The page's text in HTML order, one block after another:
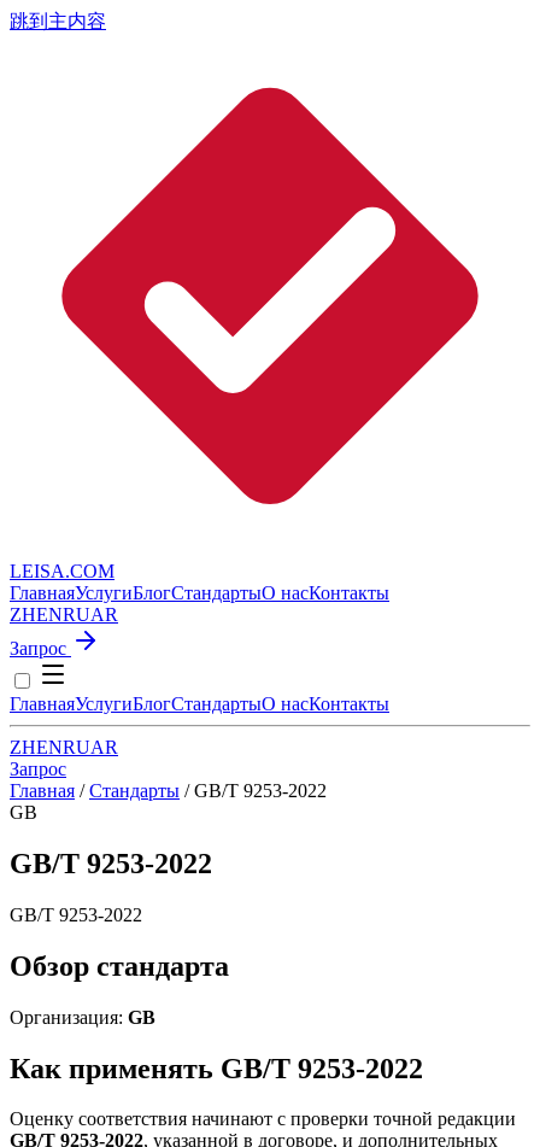
跳到主内容
LEISA.COM
ГлавнаяУслугиБлогСтандартыО насКонтакты
ZHENRUAR
Запрос
ГлавнаяУслугиБлогСтандартыО насКонтакты
ZHENRUAR
Запрос
Главная / Стандарты / GB/T 9253-2022
GB
GB/T 9253-2022
GB/T 9253-2022
Обзор стандарта
Организация: GB
Как применять GB/T 9253-2022
Оценку соответствия начинают с проверки точной редакции
GB/T 9253-2022, указанной в договоре, и дополнительных